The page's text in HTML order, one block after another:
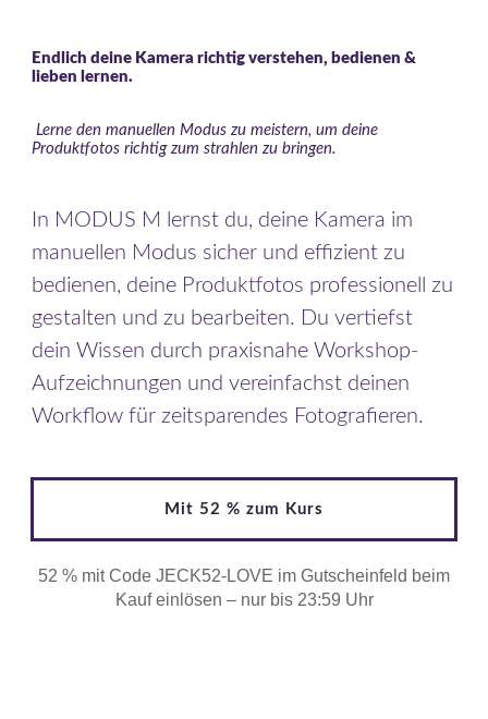
Endlich deine Kamera richtig verstehen, bedienen &
lieben lernen.
Lerne den manuellen Modus zu meistern, um deine
Produktfotos richtig zum strahlen zu bringen.
In MODUS M lernst du, deine Kamera im
manuellen Modus sicher und effizient zu
bedienen, deine Produktfotos professionell zu
gestalten und zu bearbeiten. Du vertiefst
dein Wissen durch praxisnahe Workshop-
Aufzeichnungen und vereinfachst deinen
Workflow für zeitsparendes Fotografieren.
Mit 52 % zum Kurs
52 % mit Code JECK52-LOVE im Gutscheinfeld beim
Kauf einlösen – nur bis 23:59 Uhr